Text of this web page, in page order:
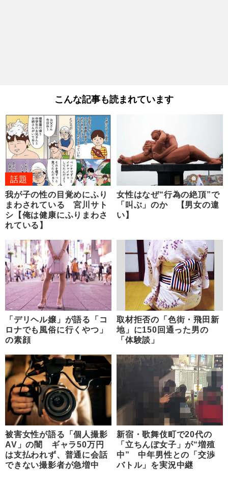
こんな記事も読まれています
話題
我が子の性の目覚めにふり
まわされている 宮川サト
シ【俺は健康にふりまわさ
れている】
女性はなぜ“行為の絶頂”で
「叫ぶ」のか 【男女の違
い】
「デリヘル嬢」が語る「コ
ロナでも風俗に行くやつ」
の素顔
取材拒否の「色街・飛田新
地」に150回通った男の
「体験談」
被害女性が語る「個人撮影
AV」の闇 ギャラ50万円
は支払われず、普通に会話
できない撮影者が急増中
新宿・歌舞伎町で20代の
「立ちんぼ女子」が“増殖
中” 中年男性との「交渉
バトル」を実況中継